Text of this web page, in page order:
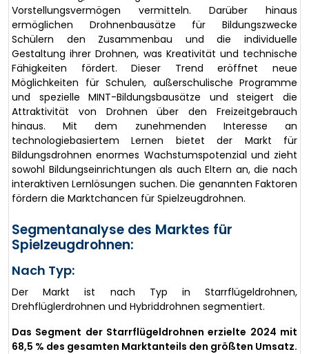
Vorstellungsvermögen vermitteln. Darüber hinaus
ermöglichen Drohnenbausätze für Bildungszwecke
Schülern den Zusammenbau und die individuelle
Gestaltung ihrer Drohnen, was Kreativität und technische
Fähigkeiten fördert. Dieser Trend eröffnet neue
Möglichkeiten für Schulen, außerschulische Programme
und spezielle MINT-Bildungsbausätze und steigert die
Attraktivität von Drohnen über den Freizeitgebrauch
hinaus. Mit dem zunehmenden Interesse an
technologiebasiertem Lernen bietet der Markt für
Bildungsdrohnen enormes Wachstumspotenzial und zieht
sowohl Bildungseinrichtungen als auch Eltern an, die nach
interaktiven Lernlösungen suchen. Die genannten Faktoren
fördern die Marktchancen für Spielzeugdrohnen.
Segmentanalyse des Marktes für
Spielzeugdrohnen:
Nach Typ:
Der Markt ist nach Typ in Starrflügeldrohnen,
Drehflüglerdrohnen und Hybriddrohnen segmentiert.
Das Segment der Starrflügeldrohnen erzielte 2024 mit
68,5 % des gesamten Marktanteils den größten Umsatz.